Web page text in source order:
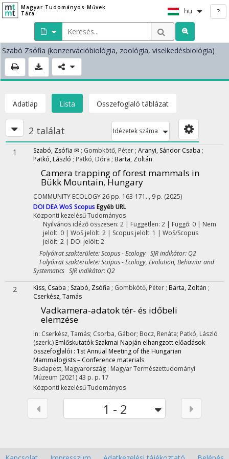
Magyar Tudományos Művek
Tára
hu ?
Szabó Zsófia (konzervációbiológia, zoológia, viselkedésbiológia)
Adatlap Lista Összefoglaló táblázat
2 találat Idézetek száma
1 Szabó, Zsófia ✉ ; Gombkötő, Péter ; Aranyi, Sándor Csaba ;
Patkó, László ; Patkó, Dóra ; Barta, Zoltán
Camera trapping of forest mammals in
Bükk Mountain, Hungary
COMMUNITY ECOLOGY26 pp. 163-171. , 9 p. (2025)
DOIDEAWoS Scopus Egyéb URL
Központi kezelésűTudományos
Nyilvános idéző összesen: 2| Független: 2 | Függő: 0 | Nem
jelölt: 0 | WoS jelölt: 2 | Scopus jelölt: 1 | WoS/Scopus
jelölt: 2 | DOI jelölt: 2
Folyóirat szakterülete: Scopus - Ecology SJR indikátor: Q2
Folyóirat szakterülete: Scopus - Ecology, Evolution, Behavior and
Systematics SJR indikátor: Q2
2 Kiss, Csaba ; Szabó, Zsófia ; Gombkötő, Péter ; Barta, Zoltán ;
Cserkész, Tamás
Vadkamera-adatok tér- és időbeli
elemzése
In: Cserkész, Tamás; Csorba, Gábor; Bocz, Renáta; Patkó, László
(szerk.) Emlőskutatók Szakmai Napján elhangzott előadások
összefoglalói : 1st Annual Meeting of the Hungarian
Mammalogists – Conference materials
Budapest, Magyarország : Magyar Természettudományi
Múzeum (2021) 43 p. p. 17
Központi kezelésűTudományos
1 - 2